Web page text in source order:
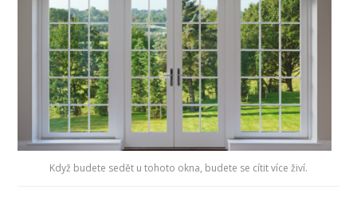
Když budete sedět u tohoto okna, budete se cítit více živí.